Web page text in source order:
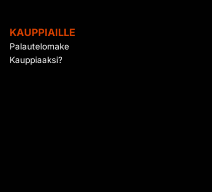
KAUPPIAILLE
Palautelomake
Kauppiaaksi?